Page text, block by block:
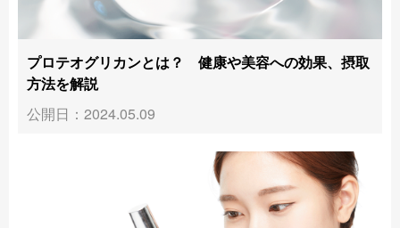
プロテオグリカンとは？ 健康や美容への効果、摂取
方法を解説
公開日：2024.05.09